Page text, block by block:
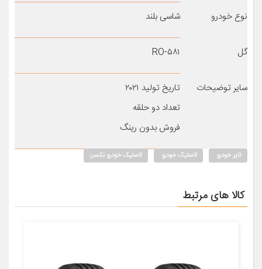
نوع خودرو شاسی بلند
گل RO-۵۸۱
سایر توضیحات
تاریخ تولید ۲۰۲۱
تعداد دو حلقه
فروش بدون رینگ
تایر خودرو لاستیک خودرو لاستیک خودرو نکسن
کالا های مرتبط